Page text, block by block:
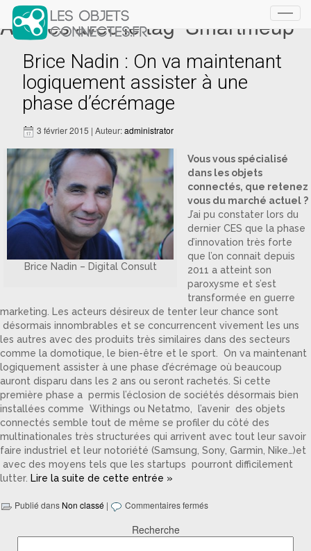
Articles avec le tag ‘Smartmeup’
Brice Nadin : On va maintenant
logiquement assister à une
phase d’écrémage
3 février 2015 | Auteur:administrator
Brice Nadin – Digital Consult
Vous vous spécialisé
dans les objets
connectés, que retenez
vous du marché actuel ?
J’ai pu constater lors du
dernier CES que la phase
d’innovation très forte
que l’on connait depuis
2011 a atteint son
paroxysme et s’est
transformée en guerre
marketing. Les acteurs désireux de tenter leur chance sont
désormais innombrables et se concurrencent vivement les uns
les autres avec des produits très similaires dans des secteurs
comme la domotique, le bien-être et le sport. On va maintenant
logiquement assister à une phase d’écrémage où beaucoup
auront disparu dans les 2 ans ou seront rachetés. Si cette
première phase a permis l’éclosion de sociétés désormais bien
installées comme Withings ou Netatmo, l’avenir des objets
connectés semble tout de même se profiler du côté des
multinationales très structurées qui arrivent avec tout leur savoir
faire industriel et leur notoriété (Samsung, Sony, Garmin, Nike…)et
avec des moyens tels que les startups pourront difficilement
lutter. Lire la suite de cette entrée »
Publié dans Non classé | Commentaires fermés
Recherche